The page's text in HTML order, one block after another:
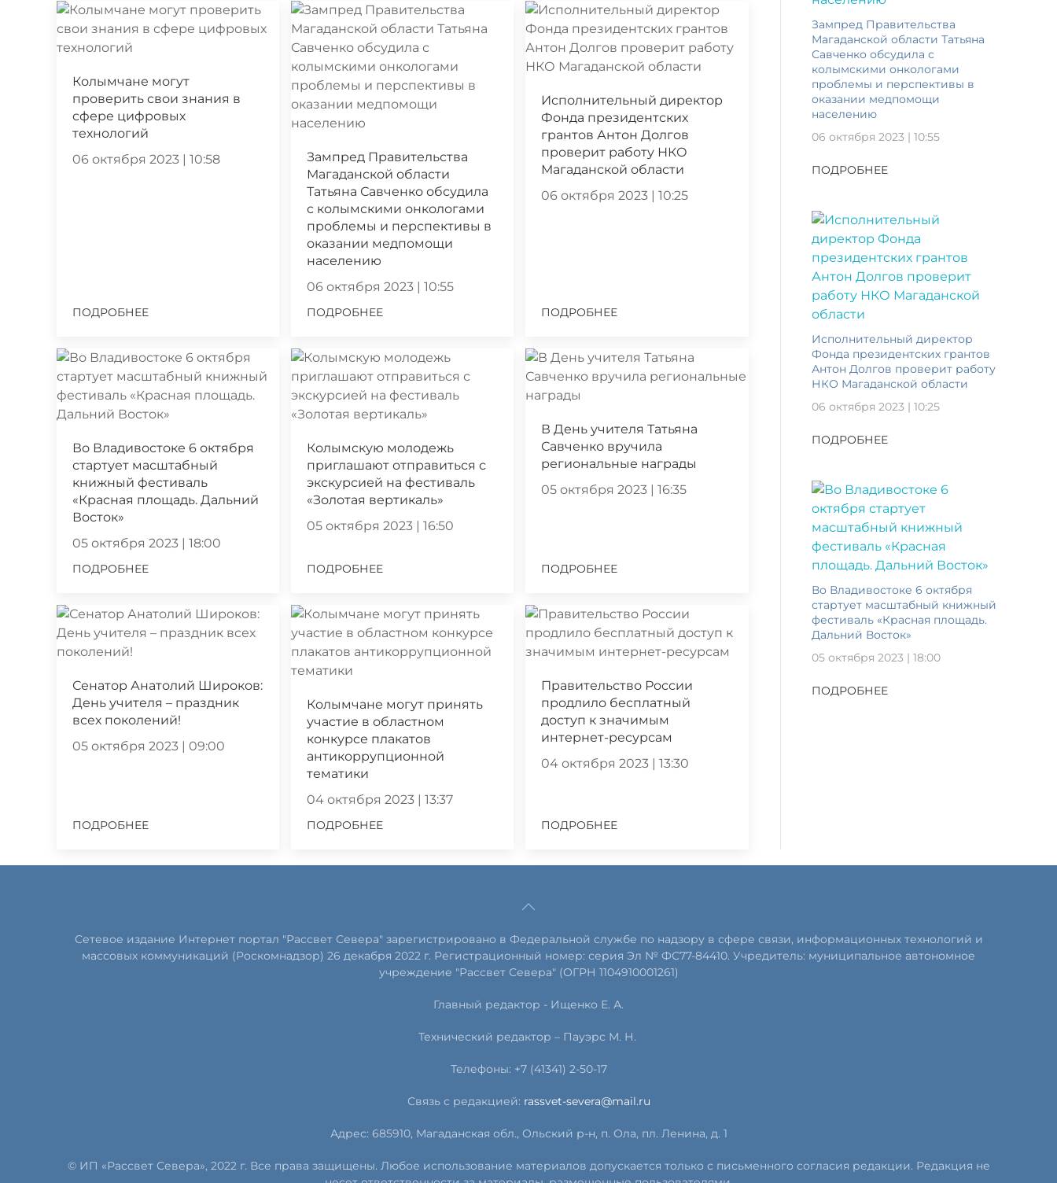
Колымчане могут
проверить свои знания в
сфере цифровых
технологий
06 октября 2023 | 10:58
ПОДРОБНЕЕ
Зампред Правительства
Магаданской области
Татьяна Савченко обсудила
с колымскими онкологами
проблемы и перспективы в
оказании медпомощи
населению
06 октября 2023 | 10:55
ПОДРОБНЕЕ
Исполнительный директор
Фонда президентских
грантов Антон Долгов
проверит работу НКО
Магаданской области
06 октября 2023 | 10:25
ПОДРОБНЕЕ
Во Владивостоке 6 октября
стартует масштабный
книжный фестиваль
«Красная площадь. Дальний
Восток»
05 октября 2023 | 18:00
ПОДРОБНЕЕ
Колымскую молодежь
приглашают отправиться с
экскурсией на фестиваль
«Золотая вертикаль»
05 октября 2023 | 16:50
ПОДРОБНЕЕ
В День учителя Татьяна
Савченко вручила
региональные награды
05 октября 2023 | 16:35
ПОДРОБНЕЕ
Сенатор Анатолий Широков:
День учителя – праздник
всех поколений!
05 октября 2023 | 09:00
ПОДРОБНЕЕ
Колымчане могут принять
участие в областном
конкурсе плакатов
антикоррупционной
тематики
04 октября 2023 | 13:37
ПОДРОБНЕЕ
Правительство России
продлило бесплатный
доступ к значимым
интернет-ресурсам
04 октября 2023 | 13:30
ПОДРОБНЕЕ
Зампред Правительства
Магаданской области Татьяна
Савченко обсудила с
колымскими онкологами
проблемы и перспективы в
оказании медпомощи
населению
06 октября 2023 | 10:55
ПОДРОБНЕЕ
Исполнительный директор
Фонда президентских грантов
Антон Долгов проверит работу
НКО Магаданской области
06 октября 2023 | 10:25
ПОДРОБНЕЕ
Во Владивостоке 6 октября
стартует масштабный книжный
фестиваль «Красная площадь.
Дальний Восток»
05 октября 2023 | 18:00
ПОДРОБНЕЕ
Сетевое издание Интернет портал "Рассвет Севера" зарегистрировано в Федеральной службе по надзору в сфере связи, информационных технологий и
массовых коммуникаций (Роскомнадзор) 26 декабря 2022 г. Регистрационный номер: серия Эл № ФС77-84410. Учредитель: муниципальное автономное
учреждение "Рассвет Севера" (ОГРН 1104910001261)
Главный редактор - Ищенко Е. А.
Технический редактор – Пауэрс М. Н.
Телефоны: +7 (41341) 2-50-17
Связь с редакцией: rassvet-severa@mail.ru
Адрес: 685910, Магаданская обл., Ольский р-н, п. Ола, пл. Ленина, д. 1
© ИП «Рассвет Севера», 2022 г. Все права защищены. Любое использование материалов допускается только с письменного согласия редакции. Редакция не